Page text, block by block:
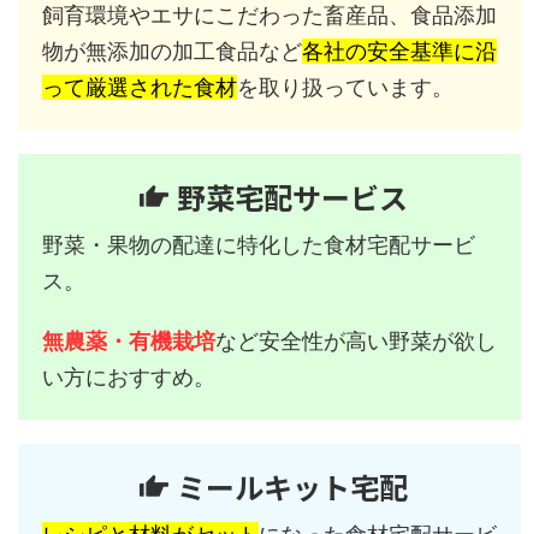
飼育環境やエサにこだわった畜産品、食品添加
物が無添加の加工食品など各社の安全基準に沿
って厳選された食材を取り扱っています。
野菜宅配サービス
野菜・果物の配達に特化した食材宅配サービ
ス。
無農薬・有機栽培など安全性が高い野菜が欲し
い方におすすめ。
ミールキット宅配